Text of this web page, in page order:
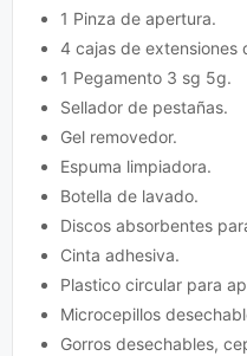
1 Pinza de apertura.
4 cajas de extensiones
1 Pegamento 3 sg 5g.
Sellador de pestañas.
Gel removedor.
Espuma limpiadora.
Botella de lavado.
Discos absorbentes
Cinta adhesiva.
Plastico circular para
Microcepillos
Gorros desechables,